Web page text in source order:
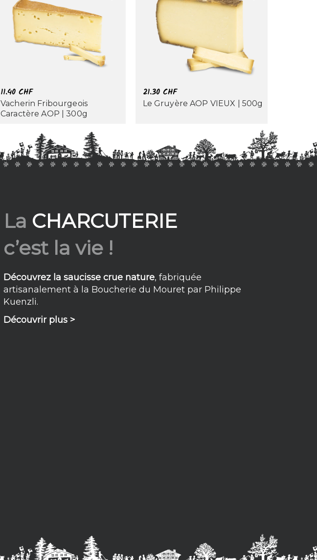
11.40 CHF
Vacherin Fribourgeois
Caractère AOP | 300g
21.30 CHF
Le Gruyère AOP VIEUX | 500g
La CHARCUTERIE
c’est la vie !
Découvrez la saucisse crue nature, fabriquée
artisanalement à la Boucherie du Mouret par Philippe
Kuenzli.
Découvrir plus >